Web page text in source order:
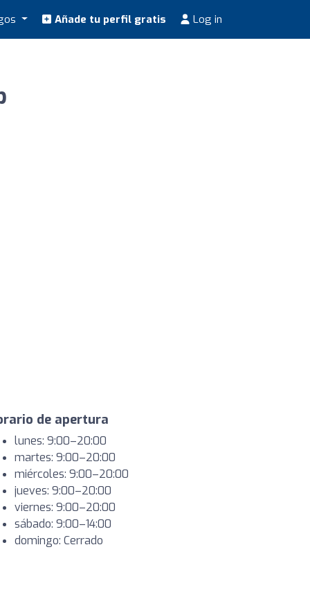
Añade tu perfil gratis Log in
de apertura
lunes: 9:00–20:00
martes: 9:00–20:00
miércoles: 9:00–20:00
jueves: 9:00–20:00
viernes: 9:00–20:00
sábado: 9:00–14:00
domingo: Cerrado